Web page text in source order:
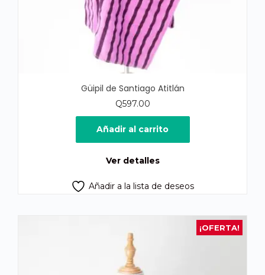
Güipil de Santiago Atitlán
Q597.00
Añadir al carrito
Ver detalles
Añadir a la lista de deseos
¡OFERTA!